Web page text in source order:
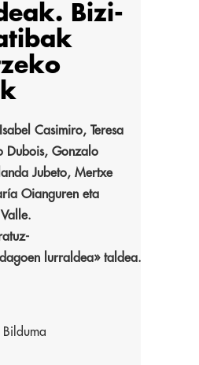
Bizi-
Casimiro, Teresa
Dubois, Gonzalo
Jubeto, Mertxe
Oianguren eta
dagoen lurraldea» taldea.